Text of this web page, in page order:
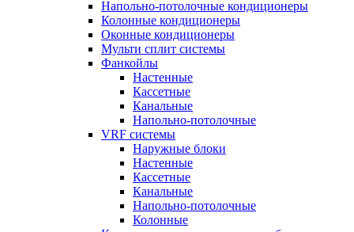
Напольно-потолочные кондиционеры
Колонные кондиционеры
Оконные кондиционеры
Мульти сплит системы
Фанкойлы
Настенные
Кассетные
Канальные
Напольно-потолочные
VRF системы
Наружные блоки
Настенные
Кассетные
Канальные
Напольно-потолочные
Колонные